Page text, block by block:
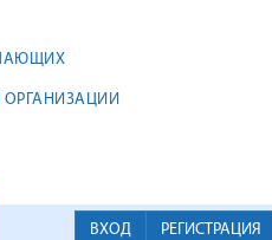
ОРГАНИЗАЦИИ
ВХОД РЕГИСТРАЦИЯ